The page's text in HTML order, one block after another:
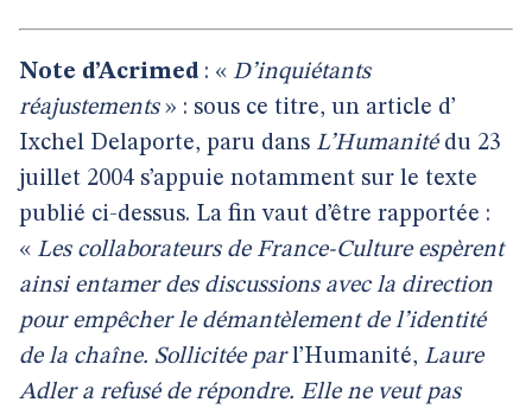
Note d’Acrimed : « D’inquiétants
réajustements» : sous ce titre, un article d’
Ixchel Delaporte, paru dans L’Humanitédu 23
juillet 2004 s’appuie notamment sur le texte
publié ci-dessus. La fin vaut d’être rapportée :
« Les collaborateurs de France-Culture espèrent
ainsi entamer des discussions avec la direction
pour empêcher le démantèlement de l’identité
de la chaîne. Sollicitée parl’Humanité, Laure
Adler a refusé de répondre. Elle ne veut pas